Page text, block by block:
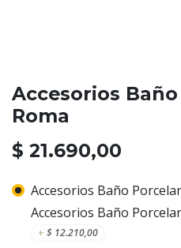
Accesorios
Roma
$ 21.690,00
Accesorios Baño
Accesorios Baño
+ $ 12.210,00